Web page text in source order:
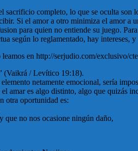
sacrificio completo, lo que se oculta son
Si el amor a otro minimiza el amor a
para quien no entiende su juego.
según lo reglamentado, hay intereses,
en http://serjudio.com/exclusivo/
(Vaikrá / Levítico 19:18).
netamente emocional, sería
amar es algo distinto, algo que quizás
otra oportunidad es:
que no nos ocasione ningún daño,